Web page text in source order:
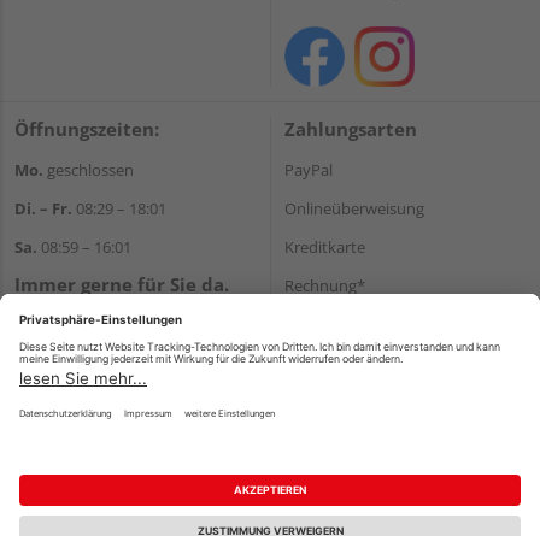
Öffnungszeiten:
Mo. geschlossen
Di. – Fr. 08:29 – 18:01
Sa. 08:59 – 16:01
Immer gerne für Sie da.
E-Mail:kontakt@holzziller.de
Zahlungsarten
PayPal
Onlineüberweisung
Kreditkarte
Rechnung*
Versand
Impressum AGB Widerruf
Datenschutz
Reservierungsbedingungen
Vertrag widerrufen